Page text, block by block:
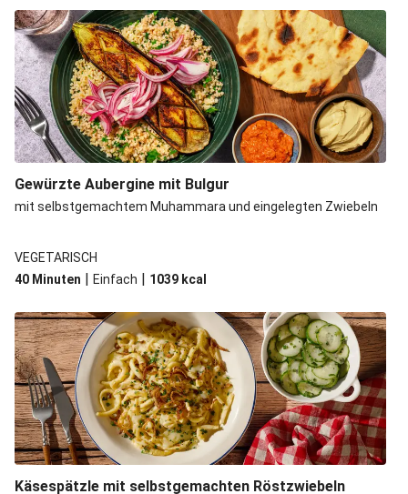
Gewürzte Aubergine mit Bulgur
mit selbstgemachtem Muhammara und eingelegten Zwiebeln
VEGETARISCH
40 Minuten | Einfach | 1039 kcal
Käsespätzle mit selbstgemachten Röstzwiebeln